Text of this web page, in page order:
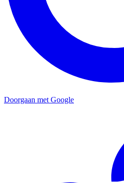
Doorgaan met Google